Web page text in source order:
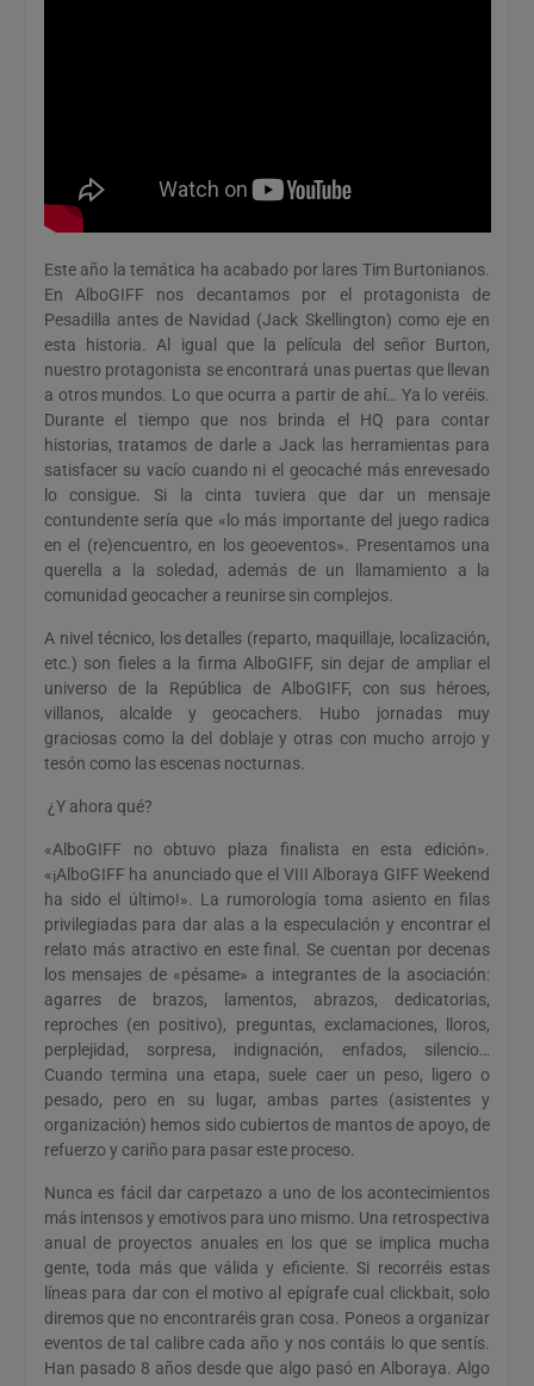
Este año la temática ha acabado por lares Tim Burtonianos.
En AlboGIFF nos decantamos por el protagonista de
Pesadilla antes de Navidad (Jack Skellington) como eje en
esta historia. Al igual que la película del señor Burton,
nuestro protagonista se encontrará unas puertas que llevan
a otros mundos. Lo que ocurra a partir de ahí… Ya lo veréis.
Durante el tiempo que nos brinda el HQ para contar
historias, tratamos de darle a Jack las herramientas para
satisfacer su vacío cuando ni el geocaché más enrevesado
lo consigue. Si la cinta tuviera que dar un mensaje
contundente sería que «lo más importante del juego radica
en el (re)encuentro, en los geoeventos». Presentamos una
querella a la soledad, además de un llamamiento a la
comunidad geocacher a reunirse sin complejos.
A nivel técnico, los detalles (reparto, maquillaje, localización,
etc.) son fieles a la firma AlboGIFF, sin dejar de ampliar el
universo de la República de AlboGIFF, con sus héroes,
villanos, alcalde y geocachers. Hubo jornadas muy
graciosas como la del doblaje y otras con mucho arrojo y
tesón como las escenas nocturnas.
¿Y ahora qué?
«AlboGIFF no obtuvo plaza finalista en esta edición».
«¡AlboGIFF ha anunciado que el VIII Alboraya GIFF Weekend
ha sido el último!». La rumorología toma asiento en filas
privilegiadas para dar alas a la especulación y encontrar el
relato más atractivo en este final. Se cuentan por decenas
los mensajes de «pésame» a integrantes de la asociación:
agarres de brazos, lamentos, abrazos, dedicatorias,
reproches (en positivo), preguntas, exclamaciones, lloros,
perplejidad, sorpresa, indignación, enfados, silencio…
Cuando termina una etapa, suele caer un peso, ligero o
pesado, pero en su lugar, ambas partes (asistentes y
organización) hemos sido cubiertos de mantos de apoyo, de
refuerzo y cariño para pasar este proceso.
Nunca es fácil dar carpetazo a uno de los acontecimientos
más intensos y emotivos para uno mismo. Una retrospectiva
anual de proyectos anuales en los que se implica mucha
gente, toda más que válida y eficiente. Si recorréis estas
líneas para dar con el motivo al epígrafe cual clickbait, solo
diremos que no encontraréis gran cosa. Poneos a organizar
eventos de tal calibre cada año y nos contáis lo que sentís.
Han pasado 8 años desde que algo pasó en Alboraya. Algo